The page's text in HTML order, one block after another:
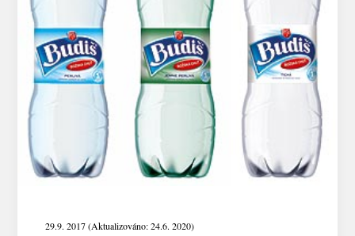
29.9. 2017 (Aktualizováno: 24.6. 2020)